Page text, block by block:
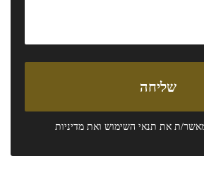
ת את תנאי השימוש ואת מדיניות